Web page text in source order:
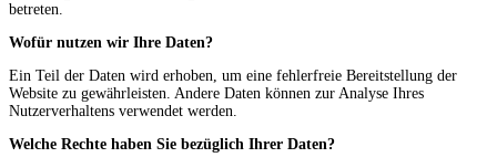
betreten.
Wofür nutzen wir Ihre Daten?
Ein Teil der Daten wird erhoben, um eine fehlerfreie Bereitstellung der
Website zu gewährleisten. Andere Daten können zur Analyse Ihres
Nutzerverhaltens verwendet werden.
Welche Rechte haben Sie bezüglich Ihrer Daten?